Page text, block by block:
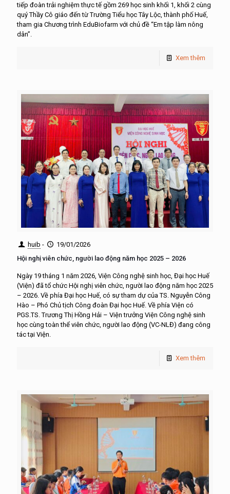
tiếp đoàn trải nghiệm thực tế gồm 269 học sinh khối 1, khối 2 cùng
quý Thầy Cô giáo đến từ Trường Tiểu học Tây Lộc, thành phố Huế,
tham gia Chương trình EduBiofarm với chủ đề “Em tập làm nông
dân”.
Xem thêm
huib -
19/01/2026
Hội nghị viên chức, người lao động năm học 2025 – 2026
Ngày 19 tháng 1 năm 2026, Viện Công nghệ sinh học, Đại học Huế
(Viện) đã tổ chức Hội nghị viên chức, người lao động năm học 2025
– 2026. Về phía Đại học Huế, có sự tham dự của TS. Nguyễn Công
Hào – Phó Chủ tịch Công đoàn Đại học Huế. Về phía Viện có
PGS.TS. Trương Thị Hồng Hải – Viện trưởng Viện Công nghệ sinh
học cùng toàn thể viên chức, người lao động (VC-NLĐ) đang công
tác tại Viện.
Xem thêm